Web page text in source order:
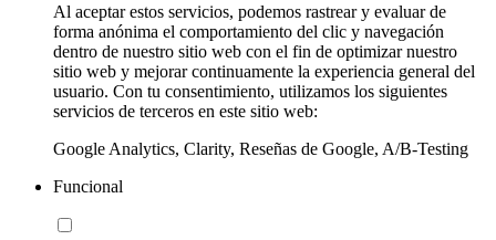
Al aceptar estos servicios, podemos rastrear y evaluar de
forma anónima el comportamiento del clic y navegación
dentro de nuestro sitio web con el fin de optimizar nuestro
sitio web y mejorar continuamente la experiencia general del
usuario. Con tu consentimiento, utilizamos los siguientes
servicios de terceros en este sitio web:
Google Analytics, Clarity, Reseñas de Google, A/B-Testing
Funcional